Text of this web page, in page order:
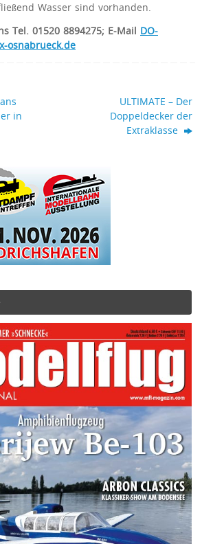
Wasser sind vorhanden.
Tel. 01520 8894275; E-Mail DO-
osnabrueck.de
in
ULTIMATE – Der
Doppeldecker der
Extraklasse